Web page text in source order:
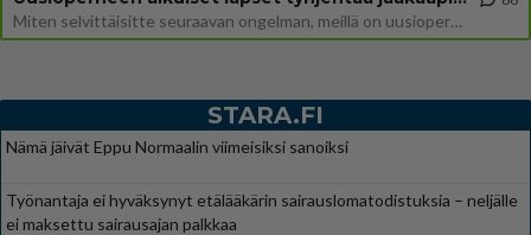
Miten selvittäisitte seuraavan ongelman, meillä on uusioperhe, minulla teini-ikäiset lapset ja puolisolla aikuiset, jotk
STARA.FI
Nämä jäivät Eppu Normaalin viimeisiksi sanoiksi
Työnantaja ei hyväksynyt etälääkärin sairauslomatodistuksia – neljälle
ei maksettu sairausajan palkkaa